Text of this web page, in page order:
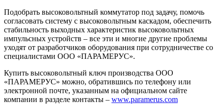
Подобрать высоковольтный коммутатор под задачу, помочь
согласовать систему с высоковольтным каскадом, обеспечить
стабильность выходных характеристик высоковольтных
импульсных устройств – все эти и многие другие проблемы
уходят от разработчиков оборудования при сотрудничестве со
специалистами ООО «ПАРАМЕРУС».
Купить высоковольтный ключ производства ООО
«ПАРАМЕРУС» можно, обратившись по телефону или
электронной почте, указанным на официальном сайте
компании в разделе контакты – www.paramerus.com